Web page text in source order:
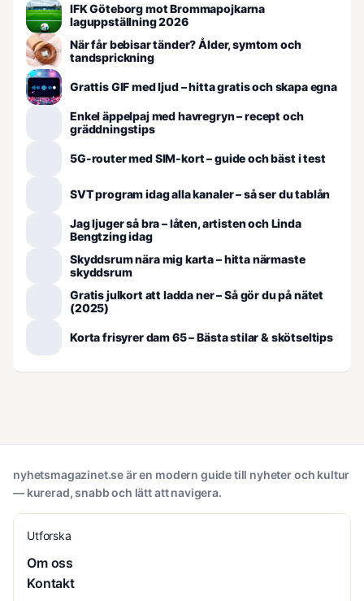
IFK Göteborg mot Brommapojkarna
laguppställning 2026
När får bebisar tänder? Ålder, symtom och
tandsprickning
Grattis GIF med ljud – hitta gratis och skapa egna
Enkel äppelpaj med havregryn – recept och
gräddningstips
5G-router med SIM-kort – guide och bäst i test
SVT program idag alla kanaler – så ser du tablån
Jag ljuger så bra – låten, artisten och Linda
Bengtzing idag
Skyddsrum nära mig karta – hitta närmaste
skyddsrum
Gratis julkort att ladda ner – Så gör du på nätet
(2025)
Korta frisyrer dam 65 – Bästa stilar & skötseltips
nyhetsmagazinet.se är en modern guide till nyheter och kultur
— kurerad, snabb och lätt att navigera.
Utforska
Om oss
Kontakt